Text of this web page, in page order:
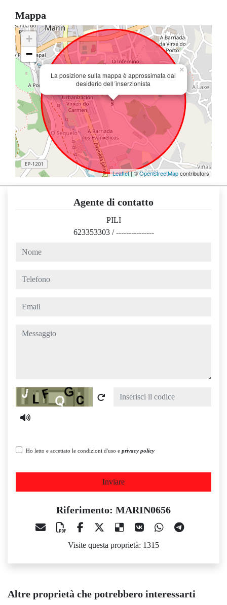
Mappa
La posizione sulla mappa è approssimata dal
desiderio dell´inserzionista
×
+
−
Leaflet| ©OpenStreetMapcontributors
Agente di contatto
PILI
623353303 /---------------
nome
telefono
email
messaggio
Captcha
Ho letto e accettato le condizioni d'uso e privacy policy
Inviare
Riferimento: MARIN0656
Visite questa proprietà: 1315
Altre proprietà che potrebbero interessarti